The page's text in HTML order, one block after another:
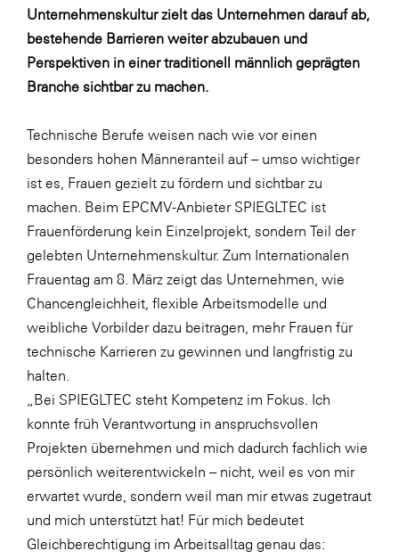
Gas Connect Austria
GBV - Verband gemeinnütziger
Bauvereinigungen
Heimat Österreich
ikp
Johnson & Johnson
JELD-WEN DANA
kosaplaner
LAT Nitrogen
Libro
Lidl Österreich
MTH Retail Group
OMV
PAGRO
PHH Rechtsanwält:innen
Unternehmenskultur zielt das Unternehmen darauf ab,
bestehende Barrieren weiter abzubauen und
Perspektiven in einer traditionell männlich geprägten
Branche sichtbar zu machen.
Technische Berufe weisen nach wie vor einen
besonders hohen Männeranteil auf – umso wichtiger
ist es, Frauen gezielt zu fördern und sichtbar zu
machen. Beim EPCMV-Anbieter SPIEGLTEC ist
Frauenförderung kein Einzelprojekt, sondern Teil der
gelebten Unternehmenskultur. Zum Internationalen
Frauentag am 8. März zeigt das Unternehmen, wie
Chancengleichheit, flexible Arbeitsmodelle und
weibliche Vorbilder dazu beitragen, mehr Frauen für
technische Karrieren zu gewinnen und langfristig zu
halten.
„Bei SPIEGLTEC steht Kompetenz im Fokus. Ich
konnte früh Verantwortung in anspruchsvollen
Projekten übernehmen und mich dadurch fachlich wie
persönlich weiterentwickeln – nicht, weil es von mir
erwartet wurde, sondern weil man mir etwas zugetraut
und mich unterstützt hat! Für mich bedeutet
Gleichberechtigung im Arbeitsalltag genau das: